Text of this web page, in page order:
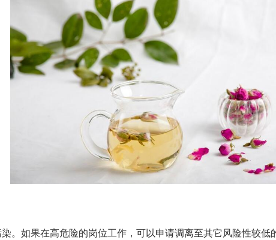
。如果在高危险的岗位工作，可以申请调离至其它风险性较